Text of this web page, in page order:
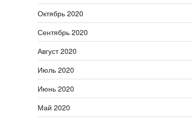
Октябрь 2020
Сентябрь 2020
Август 2020
Июль 2020
Июнь 2020
Май 2020